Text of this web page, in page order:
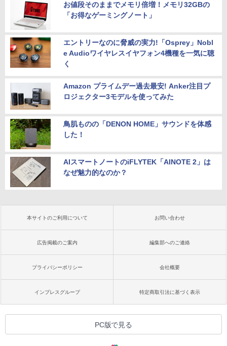
お値段そのままでメモリ倍増！メモリ32GBの
「お得なゲーミングノート」
エントリーなのに脅威の実力!「Osprey」Nobl
e Audioワイヤレスイヤフォン4機種を一気に聴
く
Amazon プライムデー過去最安! Anker注目プ
ロジェクター3モデルを使ってみた
鳥肌ものの「DENON HOME」サウンドを体感
した！
AIスマートノートのiFLYTEK「AINOTE 2」は
なぜ魅力的なのか？
本サイトのご利用について お問い合わせ
広告掲載のご案内 編集部へのご連絡
プライバシーポリシー 会社概要
インプレスグループ 特定商取引法に基づく表示
PC版で見る